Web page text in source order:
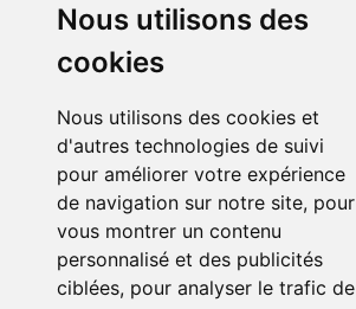
Nous utilisons des
cookies
Nous utilisons des cookies et
d'autres technologies de suivi
pour améliorer votre expérience
de navigation sur notre site, pour
vous montrer un contenu
personnalisé et des publicités
ciblées, pour analyser le trafic de
15.00€ 0
D&D - 88286 paladin human male Miniature - Donjons Dragons
12.00€